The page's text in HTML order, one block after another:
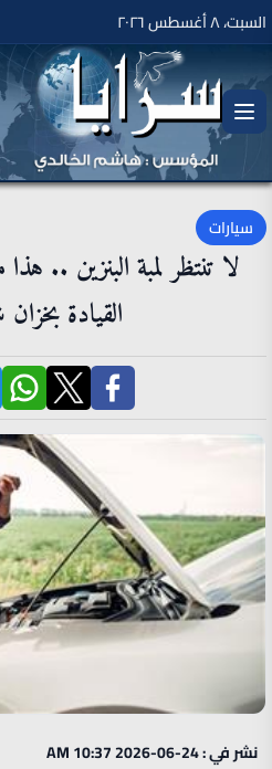
السبت، ٨ أغسطس ٢٠٢٦
سيارات
لا تنتظر لمبة البنزين ..
القيادة
نشر في : 24-06-2026 10:37 AM